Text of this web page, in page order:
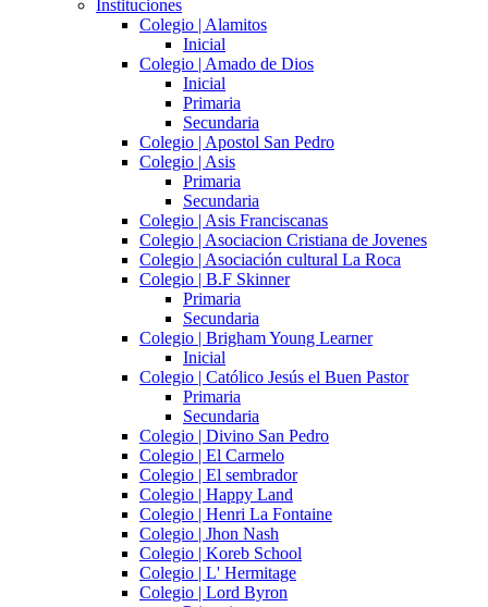
Instituciones
Colegio | Alamitos
Inicial
Colegio | Amado de Dios
Inicial
Primaria
Secundaria
Colegio | Apostol San Pedro
Colegio | Asis
Primaria
Secundaria
Colegio | Asis Franciscanas
Colegio | Asociacion Cristiana de Jovenes
Colegio | Asociación cultural La Roca
Colegio | B.F Skinner
Primaria
Secundaria
Colegio | Brigham Young Learner
Inicial
Colegio | Católico Jesús el Buen Pastor
Primaria
Secundaria
Colegio | Divino San Pedro
Colegio | El Carmelo
Colegio | El sembrador
Colegio | Happy Land
Colegio | Henri La Fontaine
Colegio | Jhon Nash
Colegio | Koreb School
Colegio | L' Hermitage
Colegio | Lord Byron